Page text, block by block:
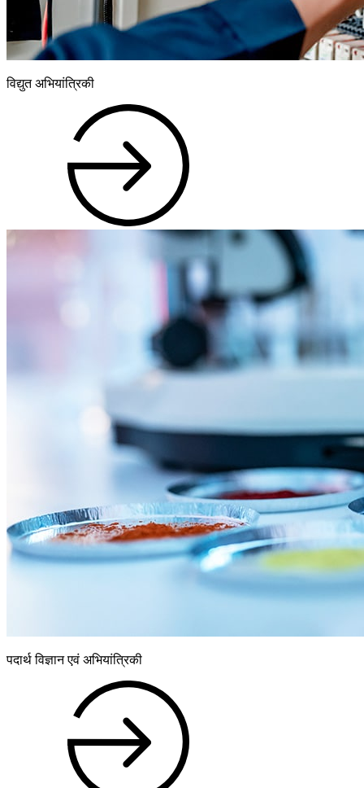
विद्युत अभियांत्रिकी
पदार्थ विज्ञान एवं अभियांत्रिकी